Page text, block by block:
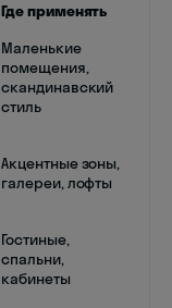
Где применять
Маленькие
помещения,
скандинавский
стиль
Акцентные зоны,
галереи, лофты
Гостиные,
спальни,
кабинеты